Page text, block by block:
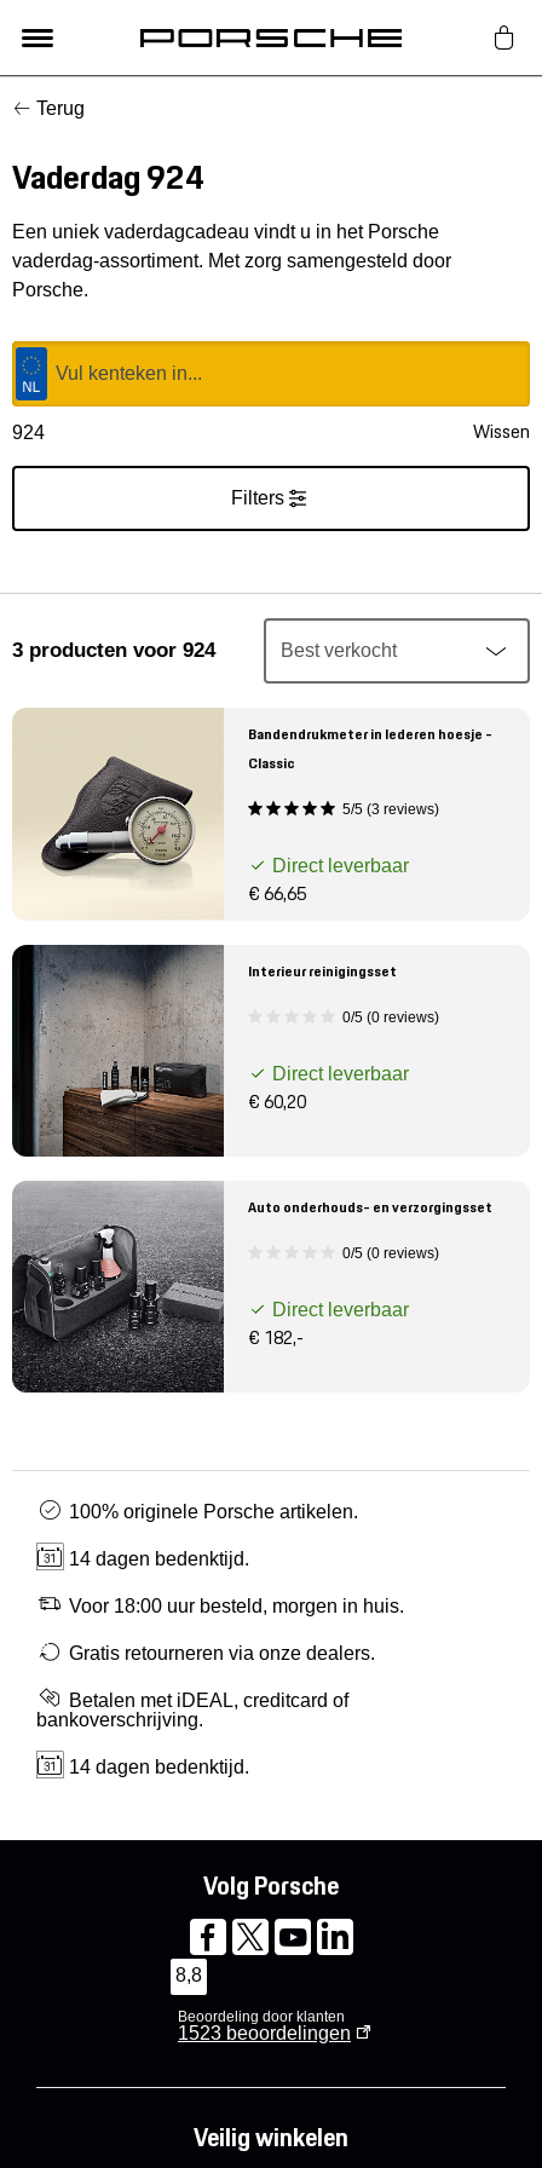
Lifestyle
Auto Accessoires
Classic
Acties
Porsche finder
Porsche informatie
Terug
Vaderdag 924
Een uniek vaderdagcadeau vindt u in het Porsche
vaderdag-assortiment. Met zorg samengesteld door
Porsche.
924 Wissen
Filters
3 producten voor 924
Bandendrukmeter in lederen hoesje -
Classic
5/5 (3 reviews)
Direct leverbaar
€ 66,65
Interieur reinigingsset
0/5 (0 reviews)
Direct leverbaar
€ 60,20
Auto onderhouds- en verzorgingsset
0/5 (0 reviews)
Direct leverbaar
€ 182,-
100% originele Porsche artikelen.
14 dagen bedenktijd.
Voor 18:00 uur besteld, morgen in huis.
Gratis retourneren via onze dealers.
Betalen met iDEAL, creditcard of
bankoverschrijving.
14 dagen bedenktijd.
Volg Porsche
8,8
Beoordeling door klanten
1523 beoordelingen
Veilig winkelen